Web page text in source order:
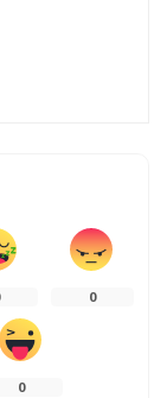
0
0